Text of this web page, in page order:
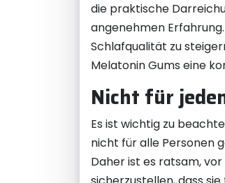
die praktische
angenehmen
Schlafqualität zu
Melatonin Gums eine
Nicht für
Es ist wichtig zu
nicht für alle Personen
Daher ist es ratsam,